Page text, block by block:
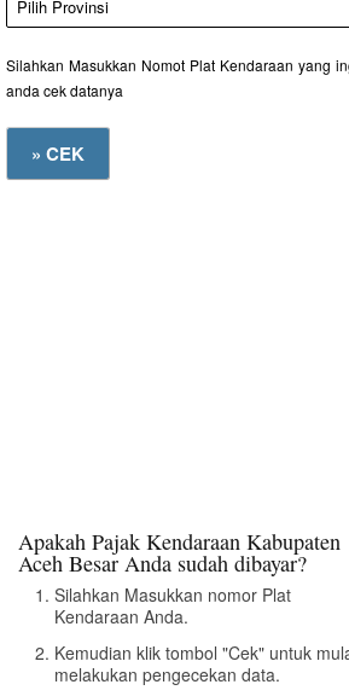
Silahkan Masukkan Nomot Plat Kendaraan yang
anda cek datanya
Apakah Pajak Kendaraan Kabupaten
Aceh Besar Anda sudah dibayar?
Silahkan Masukkan nomor Plat
Kendaraan Anda.
Kemudian klik tombol "Cek" untuk
melakukan pengecekan data.